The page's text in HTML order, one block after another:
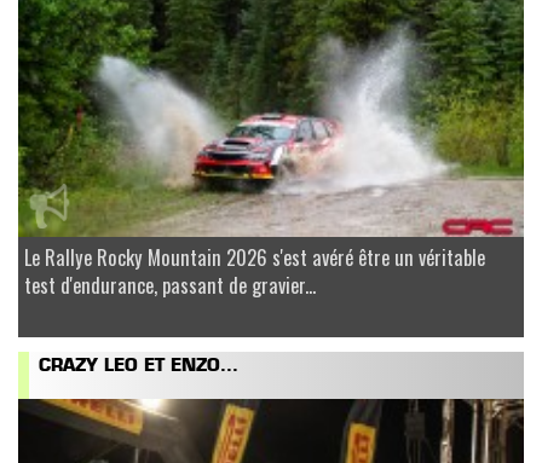
Le Rallye Rocky Mountain 2026 s'est avéré être un véritable
test d'endurance, passant de gravier...
CRAZY LEO ET ENZO...